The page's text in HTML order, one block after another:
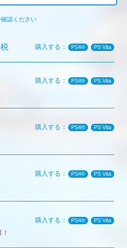
確認ください
購入する： PS4® PS Vita
購入する： PS4® PS Vita
購入する： PS4® PS Vita
購入する： PS4® PS Vita
購入する： PS4® PS Vita